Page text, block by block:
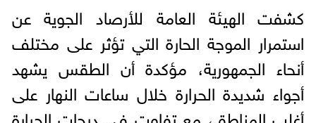
كشفت الهيئة العامة للأرصاد الجوية عن
استمرار الموجة الحارة التي تؤثر على مختلف
أنحاء الجمهورية، مؤكدة أن الطقس يشهد
أجواء شديدة الحرارة خلال ساعات النهار على
أغلب المناطق، مع تفاوت في درجات الحرارة